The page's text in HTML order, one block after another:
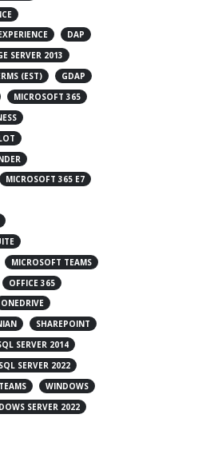
DAP
SERVER 2013
(EST)
GDAP
MICROSOFT 365
MICROSOFT 365 E7
MICROSOFT TEAMS
OFFICE 365
ONEDRIVE
SHAREPOINT
SERVER 2014
SQL SERVER 2022
TEAMS
WINDOWS
SERVER 2022